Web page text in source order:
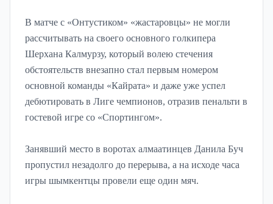
В матче с «Онтустиком» «жастаровцы» не могли
рассчитывать на своего основного голкипера
Шерхана Калмурзу, который волею стечения
обстоятельств внезапно стал первым номером
основной команды «Кайрата» и даже уже успел
дебютировать в Лиге чемпионов, отразив пенальти в
гостевой игре со «Спортингом».
Занявший место в воротах алмаатинцев Данила Буч
пропустил незадолго до перерыва, а на исходе часа
игры шымкентцы провели еще один мяч.